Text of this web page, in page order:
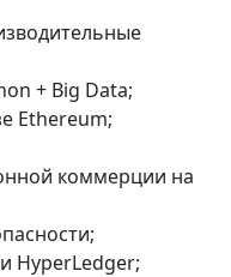
+ Big Data;
Ethereum;
коммерции на
HyperLedger;